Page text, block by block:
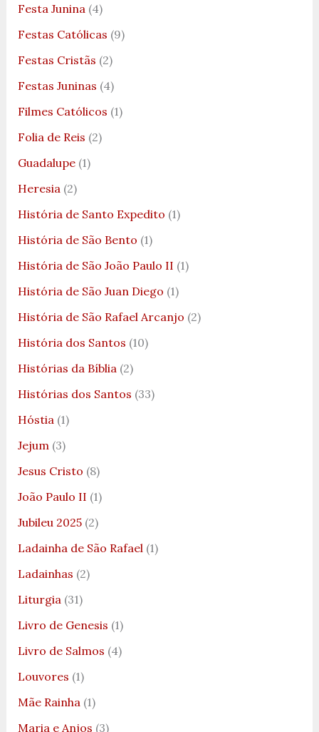
Festa Junina (4)
Festas Católicas (9)
Festas Cristãs (2)
Festas Juninas (4)
Filmes Católicos (1)
Folia de Reis (2)
Guadalupe(1)
Heresia (2)
História de Santo Expedito (1)
História de São Bento (1)
História de São João Paulo II (1)
História de São Juan Diego (1)
História de São Rafael Arcanjo (2)
História dos Santos (10)
Histórias da Bíblia (2)
Histórias dos Santos (33)
Hóstia (1)
Jejum (3)
Jesus Cristo (8)
João Paulo II (1)
Jubileu 2025(2)
Ladainha de São Rafael (1)
Ladainhas (2)
Liturgia (31)
Livro de Genesis (1)
Livro de Salmos (4)
Louvores (1)
Mãe Rainha (1)
Maria e Anjos (3)